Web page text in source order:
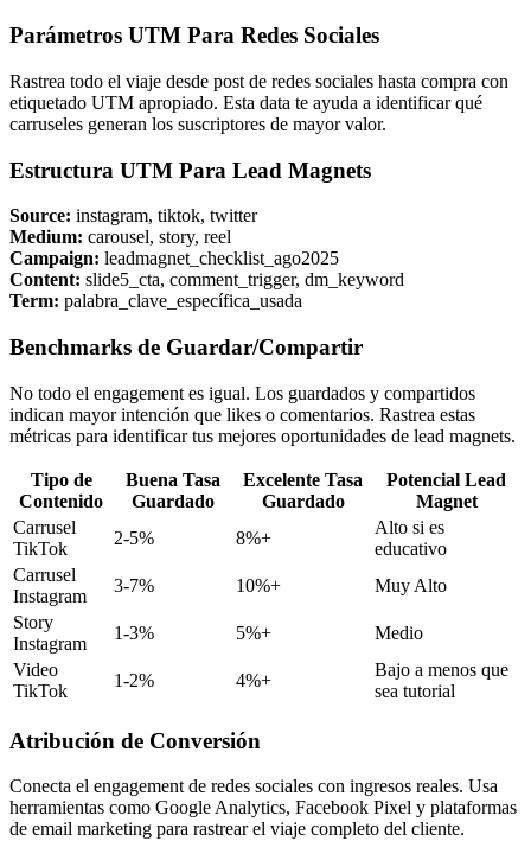
Parámetros UTM Para Redes Sociales
Rastrea todo el viaje desde post de redes sociales hasta compra con
etiquetado UTM apropiado. Esta data te ayuda a identificar qué
carruseles generan los suscriptores de mayor valor.
Estructura UTM Para Lead Magnets
Source: instagram, tiktok, twitter
Medium: carousel, story, reel
Campaign: leadmagnet_checklist_ago2025
Content: slide5_cta, comment_trigger, dm_keyword
Term: palabra_clave_específica_usada
Benchmarks de Guardar/Compartir
No todo el engagement es igual. Los guardados y compartidos
indican mayor intención que likes o comentarios. Rastrea estas
métricas para identificar tus mejores oportunidades de lead magnets.
Tipo de
Contenido
Buena Tasa
Guardado
Excelente Tasa
Guardado
Potencial Lead
Magnet
Carrusel
TikTok
2-5% 8%+
Alto si es
educativo
Carrusel
Instagram
3-7% 10%+
Muy Alto
Story
Instagram
1-3% 5%+
Medio
Video
TikTok
1-2% 4%+
Bajo a menos que
sea tutorial
Atribución de Conversión
Conecta el engagement de redes sociales con ingresos reales. Usa
herramientas como Google Analytics, Facebook Pixel y plataformas
de email marketing para rastrear el viaje completo del cliente.